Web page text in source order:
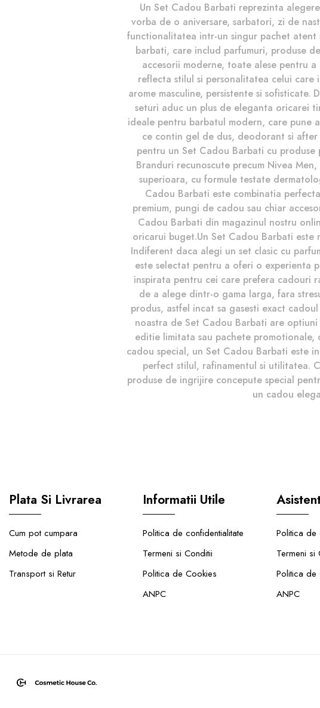
Un Set Cadou Barbati reprezinta
vorba de o aniversare, sarbatori, zi de
functionalitatea intr-un singur pachet
barbati, care includ parfumuri, produse
accesorii moderne, toate alese pentru
reflecta stilul si personalitatea celui
arome masculine, persistente si
seturi aduc un plus de eleganta oricarei
ideale pentru barbatul modern, care pune
ce contin gel de dus, deodorant si
pentru un Set Cadou Barbati cu
Branduri recunoscute precum Nivea
superioara, cu formule testate
Cadou Barbati este combinatia
premium, pungi de cadou sau chiar
Cadou Barbati din magazinul nostru
oricarui buget.Un Set Cadou Barbati
Indiferent daca alegi un set clasic cu
este selectat pentru a oferi o experienta
inspirata pentru cei care prefera cadouri
de a alege dintr-o gama larga, fara
produs, astfel incat sa gasesti exact
noastra de Set Cadou Barbati are
editie limitata sau pachete
cadou special, un Set Cadou Barbati este
perfect stilul, rafinamentul si utilitatea.
produse de ingrijire concepute special
un cadou
Plata Si Livrarea
Cum pot cumpara
Metode de plata
Transport si Retur
Informatii Utile
Politica de confidentialitate
Termeni si Conditii
Politica de Cookies
ANPC
Politica de
Termeni si
Politica de
ANPC